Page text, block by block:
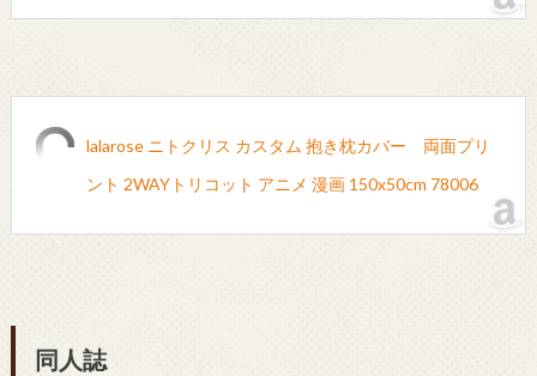
lalarose ニトクリス カスタム 抱き枕カバー 両面プリ
ント 2WAYトリコット アニメ 漫画 150x50cm 78006
同人誌